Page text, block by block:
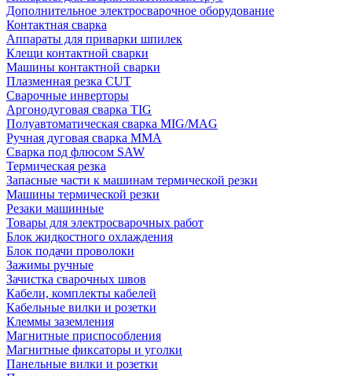
Дополнительное электросварочное оборудование
Контактная сварка
Аппараты для приварки шпилек
Клещи контактной сварки
Машины контактной сварки
Плазменная резка CUT
Сварочные инверторы
Аргонодуговая сварка TIG
Полуавтоматическая сварка MIG/MAG
Ручная дуговая сварка MMA
Сварка под флюсом SAW
Термическая резка
Запасные части к машинам термической резки
Машины термической резки
Резаки машинные
Товары для электросварочных работ
Блок жидкостного охлаждения
Блок подачи проволоки
Зажимы ручные
Зачистка сварочных швов
Кабели, комплекты кабелей
Кабельные вилки и розетки
Клеммы заземления
Магнитные приспособления
Магнитные фиксаторы и уголки
Панельные вилки и розетки